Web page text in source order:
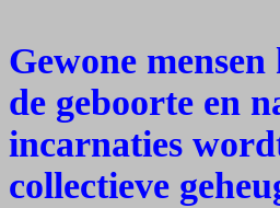
Gewone
de geboorte en
incarnaties
collectieve